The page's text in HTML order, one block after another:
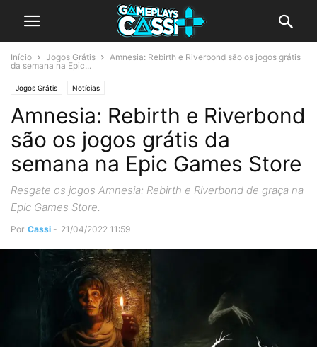
Início Jogos Grátis
Amnesia: Rebirth e Riverbond são os jogos grátis
da semana na Epic...
Jogos Grátis Notícias
Amnesia: Rebirth e Riverbond
são os jogos grátis da
semana na Epic Games Store
Resgate os jogos Amnesia: Rebirth e Riverbond de graça na
Epic Games Store.
Por Cassi - 21/04/2022 11:59